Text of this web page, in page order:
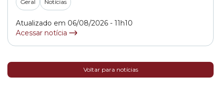
Geral Notícias
Atualizado em 06/08/2026 - 11h10
Acessar notícia
Voltar para notícias